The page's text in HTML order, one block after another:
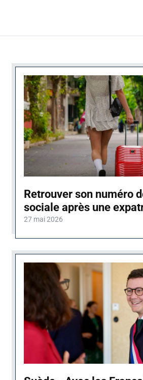
Retrouver son numéro
sociale après une
27 mai 2026